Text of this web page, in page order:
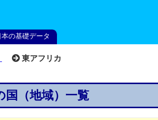
本の基礎データ
東アフリカ
国（地域）一覧